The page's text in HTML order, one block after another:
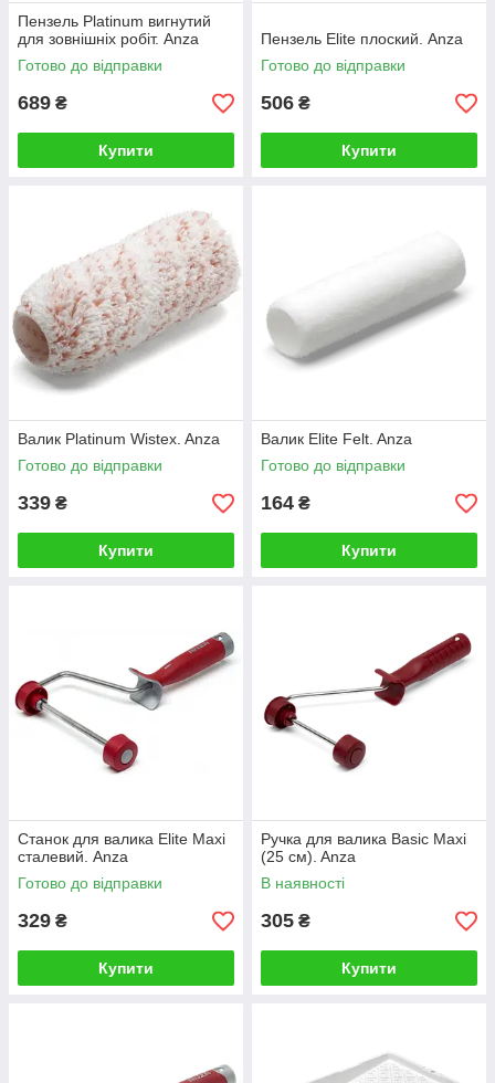
Пензель Platinum вигнутий
для зовнішніх робіт. Anza
Готово до відправки
689 ₴
Купити
Пензель Elite плоский. Anza
Готово до відправки
506 ₴
Купити
Валик Platinum Wistex. Anza
Готово до відправки
339 ₴
Купити
Валик Elite Felt. Anza
Готово до відправки
164 ₴
Купити
Станок для валика Elite Maxi
сталевий. Anza
Готово до відправки
329 ₴
Купити
Ручка для валика Basic Maxi
(25 см). Anza
В наявності
305 ₴
Купити